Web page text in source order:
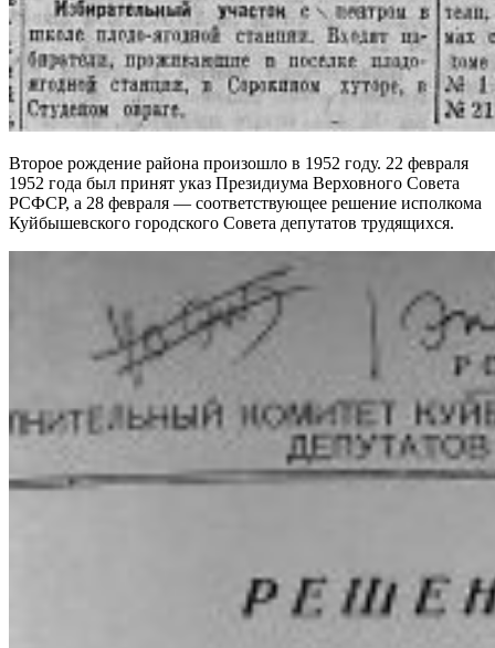
Второе рождение района произошло в 1952 году. 22 февраля
1952 года был принят указ Президиума Верховного Совета
РСФСР, а 28 февраля — соответствующее решение исполкома
Куйбышевского городского Совета депутатов трудящихся.